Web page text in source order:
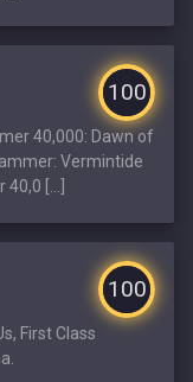
100
40,000: Dawn of
Vermintide
[...]
100
First Class